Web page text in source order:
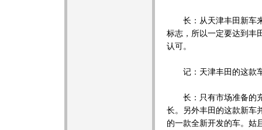
长：从天津丰田新车来
标志，所以一定要达到丰
认可。
记：天津丰田的这款车
长：只有市场准备的充
长。另外丰田的这款新车
的一款全新开发的车。姑